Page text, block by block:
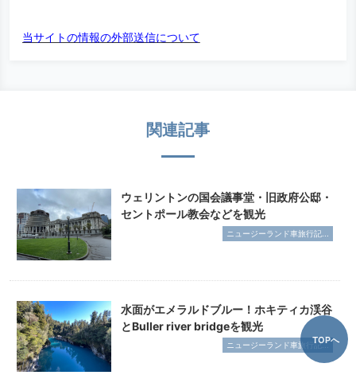
当サイトの情報の外部送信について
関連記事
ウェリントンの国会議事堂・旧政府公邸・
セントポール教会などを観光
ニュージーランド車旅行記...
水面がエメラルドブルー！ホキティカ渓谷
とBuller river bridgeを観光
ニュージーランド車旅行記...
TOPへ